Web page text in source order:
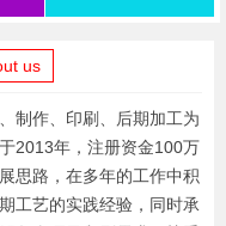
us
制作、印刷、后期加工为
2013年，注册资金100万
思路，在多年的工作中积
工艺的实践经验，同时承